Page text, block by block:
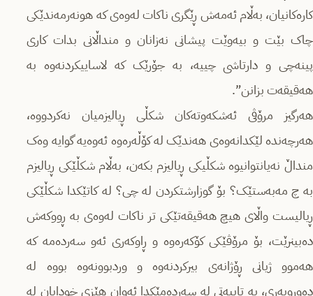
کارەکانیان، بەڵام ئەمەش ڕێگری ناکات لەوەی کە هونەرمەندێکی
چاک بێت و بیەوێت پیشانی نەزانان و منداڵانی بدات کاری
پینەچی و دارتاشی چییە، بە جۆرێک کە لاساییکردنەوە بە
هەقیقەت بزانن”.
هەرگیز مرۆڤی ئەشکەوتەکان شکڵی ڕیالیزمیان نەکردووە،
هەرچەندە لێکدانەوەی هەندێک لە کۆڵەرەوە ئەوەیە گوایە وەک
منداڵ نەیانتوانیوە شکڵیکی ڕیالیزم بکەن، بەڵام شکڵێکی ڕیالیزم
بە چ مەبەستێک؟ بۆ گوزارشتکردن لە چی؟ لە کاتێکدا شکڵێکی
ڕیالیست واڵای هیچ هەقیقەتێکی تر ناکات لەوەی بە ڕووکەش
دەبینرێت، بۆ مرۆڤێکی کۆکەرەوە و ڕاوکەری ئەو سەردەمە کە
هەموو ژیانی ڕۆژانەی بیرکردنەوە و وردبوونەوە بووە لە
دەوروبەری، بە تایبەتی لە سەردەمێکدا ئەوان هێزی خودایان لە